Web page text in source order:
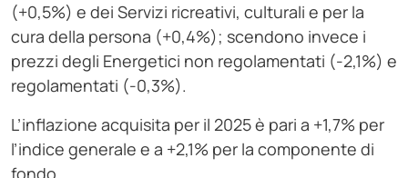
(+0,5%) e dei Servizi ricreativi, culturali e per la
cura della persona (+0,4%); scendono invece i
prezzi degli Energetici non regolamentati (-2,1%) e
regolamentati (-0,3%).
L’inflazione acquisita per il 2025 è pari a +1,7% per
l’indice generale e a +2,1% per la componente di
fondo.